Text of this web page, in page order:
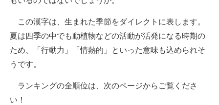
この漢字は、生まれた季節をダイレクトに表します。
夏は四季の中でも動植物などの活動が活発になる時期の
ため、「行動力」「情熱的」といった意味も込められそ
うです。
ランキングの全順位は、次のページからご覧くださ
い！